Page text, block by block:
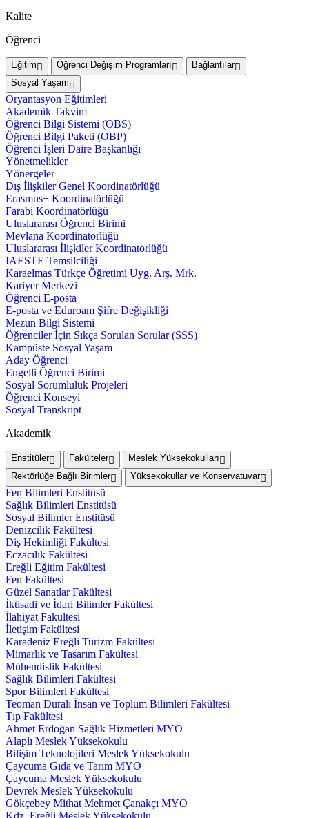
Kalite
Öğrenci
Eğitim Öğrenci Değişim Programları
Bağlantılar
Sosyal Yaşam
Oryantasyon Eğitimleri
Akademik Takvim
Öğrenci Bilgi Sistemi (OBS)
Öğrenci Bilgi Paketi (OBP)
Öğrenci İşleri Daire Başkanlığı
Yönetmelikler
Yönergeler
Dış İlişkiler Genel Koordinatörlüğü
Erasmus+ Koordinatörlüğü
Farabi Koordinatörlüğü
Uluslararası Öğrenci Birimi
Mevlana Koordinatörlüğü
Uluslararası İlişkiler Koordinatörlüğü
IAESTE Temsilciliği
Karaelmas Türkçe Öğretimi Uyg. Arş. Mrk.
Kariyer Merkezi
Öğrenci E-posta
E-posta ve Eduroam Şifre Değişikliği
Mezun Bilgi Sistemi
Öğrenciler İçin Sıkça Sorulan Sorular (SSS)
Kampüste Sosyal Yaşam
Aday Öğrenci
Engelli Öğrenci Birimi
Sosyal Sorumluluk Projeleri
Öğrenci Konseyi
Sosyal Transkript
Akademik
Enstitüler Fakülteler
Meslek Yüksekokulları
Rektörlüğe Bağlı Birimler
Yüksekokullar ve Konservatuvar
Fen Bilimleri Enstitüsü
Sağlık Bilimleri Enstitüsü
Sosyal Bilimler Enstitüsü
Denizcilik Fakültesi
Diş Hekimliği Fakültesi
Eczacılık Fakültesi
Ereğli Eğitim Fakültesi
Fen Fakültesi
Güzel Sanatlar Fakültesi
İktisadi ve İdari Bilimler Fakültesi
İlahiyat Fakültesi
İletişim Fakültesi
Karadeniz Ereğli Turizm Fakültesi
Mimarlık ve Tasarım Fakültesi
Mühendislik Fakültesi
Sağlık Bilimleri Fakültesi
Spor Bilimleri Fakültesi
Teoman Duralı İnsan ve Toplum Bilimleri Fakültesi
Tıp Fakültesi
Ahmet Erdoğan Sağlık Hizmetleri MYO
Alaplı Meslek Yüksekokulu
Bilişim Teknolojileri Meslek Yüksekokulu
Çaycuma Gıda ve Tarım MYO
Çaycuma Meslek Yüksekokulu
Devrek Meslek Yüksekokulu
Gökçebey Mithat Mehmet Çanakçı MYO